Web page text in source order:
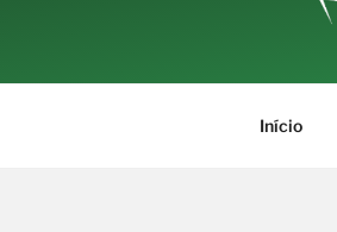
Início